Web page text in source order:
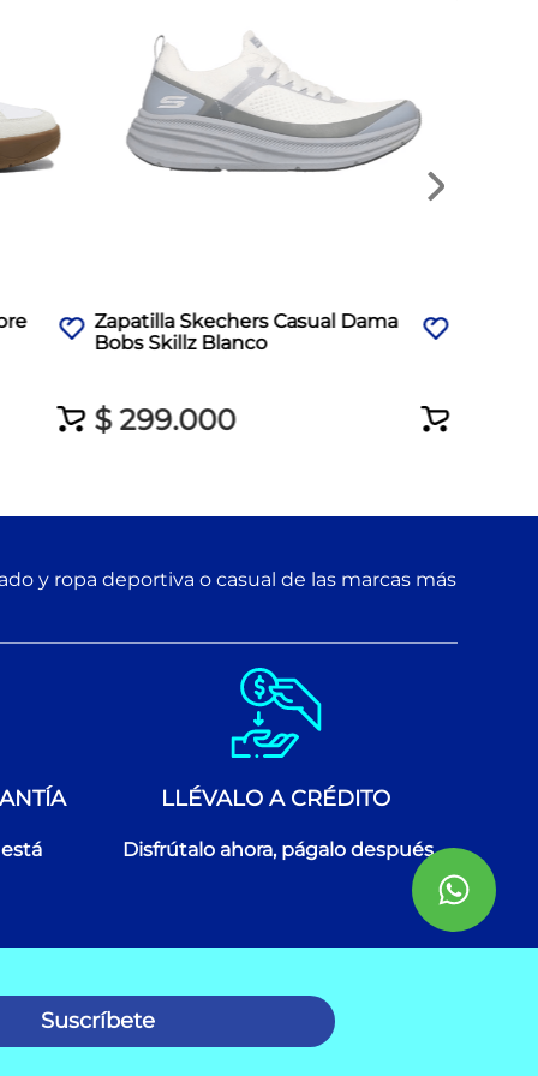
Zapatilla Skechers Casual Dama
Bobs Skillz Blanco
$ 299.000
y ropa deportiva o casual de las marcas más
LLÉVALO A CRÉDITO
Disfrútalo ahora, págalo después
Suscríbete